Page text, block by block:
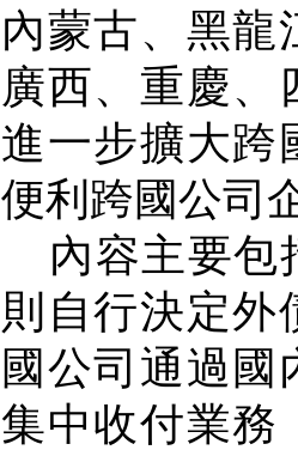
內蒙古、黑龍
廣西、重慶、
進一步擴大跨
便利跨國公司
內容主要包
則自行決定外
國公司通過
集中收付業務